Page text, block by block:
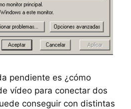
pendiente es ¿cómo
vídeo para conectar dos
conseguir con distintas